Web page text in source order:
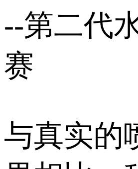
--第二代
赛
与真实的